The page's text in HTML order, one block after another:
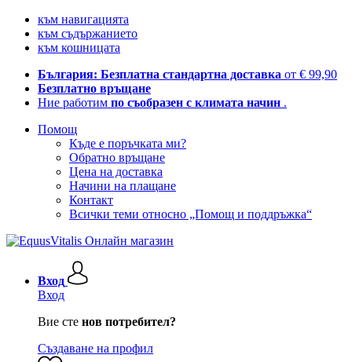
към навигацията
към съдържанието
към кошницата
България: Безплатна стандартна доставка от € 99,90
Безплатно връщане
Ние работим по съобразен с климата начин .
Помощ
Къде е поръчката ми?
Обратно връщане
Цена на доставка
Начини на плащане
Контакт
Всички теми относно „Помощ и поддръжка“
Вход
Вход
Вие сте нов потребител?
Създаване на профил